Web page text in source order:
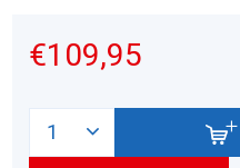
€109,95